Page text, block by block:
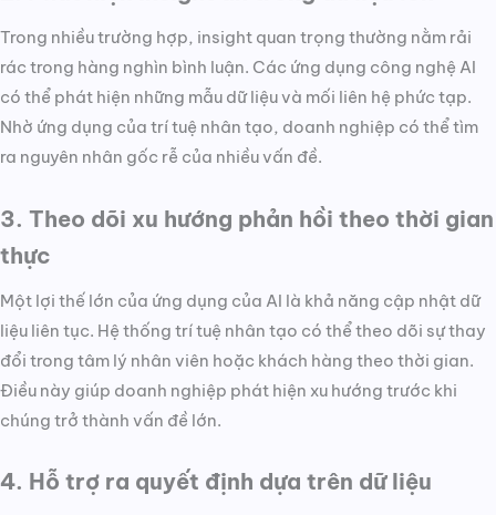
Trong nhiều trường hợp, insight quan trọng thường nằm rải
rác trong hàng nghìn bình luận. Các ứng dụng công nghệ AI
có thể phát hiện những mẫu dữ liệu và mối liên hệ phức tạp.
Nhờ ứng dụng của trí tuệ nhân tạo, doanh nghiệp có thể tìm
ra nguyên nhân gốc rễ của nhiều vấn đề.
3. Theo dõi xu hướng phản hồi theo thời gian
thực
Một lợi thế lớn của ứng dụng của AI là khả năng cập nhật dữ
liệu liên tục. Hệ thống trí tuệ nhân tạo có thể theo dõi sự thay
đổi trong tâm lý nhân viên hoặc khách hàng theo thời gian.
Điều này giúp doanh nghiệp phát hiện xu hướng trước khi
chúng trở thành vấn đề lớn.
4. Hỗ trợ ra quyết định dựa trên dữ liệu